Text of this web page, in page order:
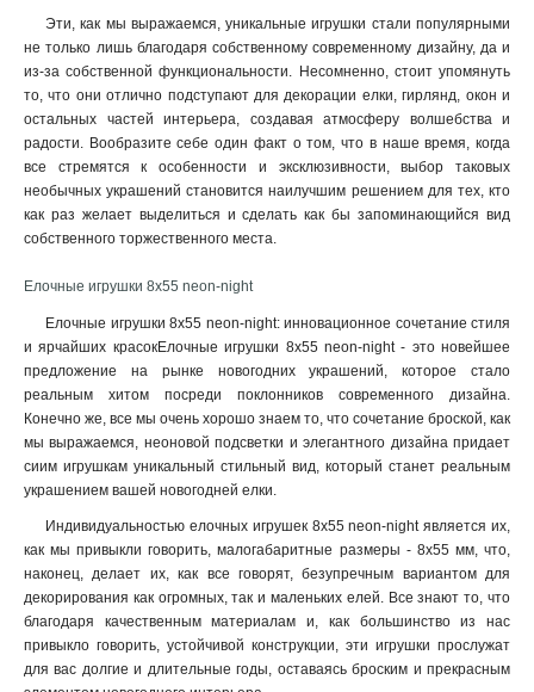
Снегурочка 7
Елочка 21
Золотой 20
Шар 28
Снежинка
25см
20см 12
115х5х19 1
9х5х19 1
24х13х36 1
13х5х195 1
445х6х24
19х9х16 1
8х7х11
13х95х14 1
75х65х12
75х75х18 1
10х7х3 1
9х9 1
105х105х2235
135х135х305 1
9х6
6х6 1
7х6 1
10х3 1
Эти, как мы выражаемся, уникальные игрушки стали популярными
не только лишь благодаря собственному современному дизайну, да и
из-за собственной функциональности. Несомненно, стоит упомянуть
то, что они отлично подступают для декорации елки, гирлянд, окон и
остальных частей интерьера, создавая атмосферу волшебства и
радости. Вообразите себе один факт о том, что в наше время, когда
все стремятся к особенности и эксклюзивности, выбор таковых
необычных украшений становится наилучшим решением для тех, кто
как раз желает выделиться и сделать как бы запоминающийся вид
собственного торжественного места.
Елочные игрушки 8х55 neon-night
Елочные игрушки 8х55 neon-night: инновационное сочетание стиля
и ярчайших красокЕлочные игрушки 8х55 neon-night - это новейшее
предложение на рынке новогодних украшений, которое стало
реальным хитом посреди поклонников современного дизайна.
Конечно же, все мы очень хорошо знаем то, что сочетание броской, как
мы выражаемся, неоновой подсветки и элегантного дизайна придает
сиим игрушкам уникальный стильный вид, который станет реальным
украшением вашей новогодней елки.
Индивидуальностью елочных игрушек 8х55 neon-night является их,
как мы привыкли говорить, малогабаритные размеры - 8х55 мм, что,
наконец, делает их, как все говорят, безупречным вариантом для
декорирования как огромных, так и маленьких елей. Все знают то, что
благодаря качественным материалам и, как большинство из нас
привыкло говорить, устойчивой конструкции, эти игрушки прослужат
для вас долгие и длительные годы, оставаясь броским и прекрасным